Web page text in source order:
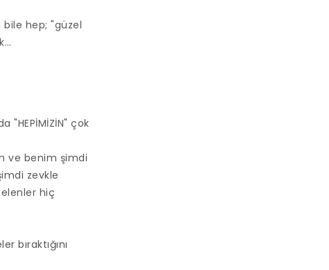
bile hep; "güzel
"HEPİMİZİN" çok
ve benim şimdi
zevkle
hiç
bıraktığını